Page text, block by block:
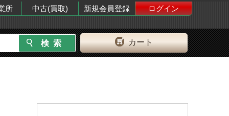
所 中古(買取) 新規会員登録 ログイン
カート